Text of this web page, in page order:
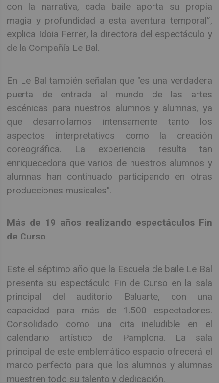
con la narrativa, cada baile aporta su propia
magia y profundidad a esta aventura temporal”,
explica Idoia Ferrer, la directora del espectáculo y
de la Compañía Le Bal.
En Le Bal también señalan que "es una verdadera
puerta de entrada al mundo de las artes
escénicas para nuestros alumnos y alumnas, ya
que desarrollamos intensamente tanto los
aspectos interpretativos como la creación
coreográfica. La experiencia resulta tan
enriquecedora que varios de nuestros alumnos y
alumnas han continuado participando en otras
producciones musicales".
Más de 19 años realizando espectáculos Fin
de Curso
Este el séptimo año que la Escuela de baile Le Bal
presenta su espectáculo Fin de Curso en la sala
principal del auditorio Baluarte, con una
capacidad para más de 1.500 espectadores.
Consolidado como una cita ineludible en el
calendario artístico de Pamplona. La sala
principal de este emblemático espacio ofrecerá el
marco perfecto para que los alumnos y alumnas
muestren todo su talento y dedicación.